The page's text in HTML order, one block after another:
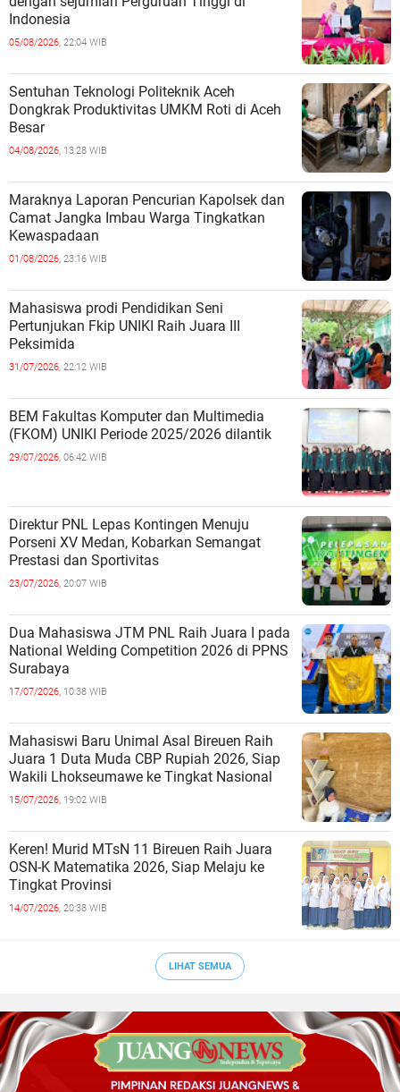
Indonesia
05/08/2026, 22:04 WIB
Sentuhan Teknologi Politeknik Aceh
Dongkrak Produktivitas UMKM Roti di Aceh
Besar
04/08/2026, 13:28 WIB
Maraknya Laporan Pencurian Kapolsek dan
Camat Jangka Imbau Warga Tingkatkan
Kewaspadaan
01/08/2026, 23:16 WIB
Mahasiswa prodi Pendidikan Seni
Pertunjukan Fkip UNIKI Raih Juara III
Peksimida
31/07/2026, 22:12 WIB
BEM Fakultas Komputer dan Multimedia
(FKOM) UNIKI Periode 2025/2026 dilantik
29/07/2026, 06:42 WIB
Direktur PNL Lepas Kontingen Menuju
Porseni XV Medan, Kobarkan Semangat
Prestasi dan Sportivitas
23/07/2026, 20:07 WIB
Dua Mahasiswa JTM PNL Raih Juara I pada
National Welding Competition 2026 di PPNS
Surabaya
17/07/2026, 10:38 WIB
Mahasiswi Baru Unimal Asal Bireuen Raih
Juara 1 Duta Muda CBP Rupiah 2026, Siap
Wakili Lhokseumawe ke Tingkat Nasional
15/07/2026, 19:02 WIB
Keren! Murid MTsN 11 Bireuen Raih Juara
OSN-K Matematika 2026, Siap Melaju ke
Tingkat Provinsi
14/07/2026, 20:38 WIB
LIHAT SEMUA